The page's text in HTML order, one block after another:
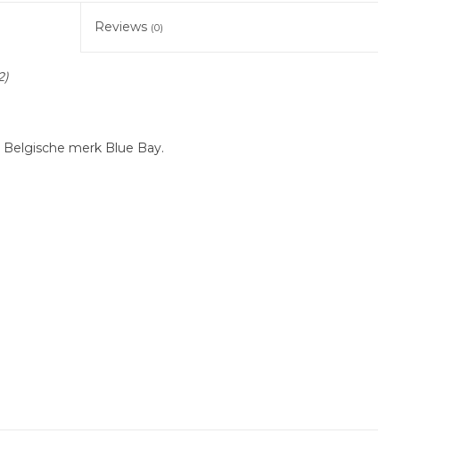
Reviews (0)
merk Blue Bay.